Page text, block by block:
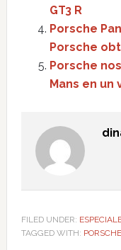
GT3 R
Porsche
Porsche
Porsche
Mans en
FILED UNDER:
TAGGED WITH: